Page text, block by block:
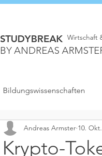
STUDYBREAK
BY ANDREAS
Wirtschaft
Bildungswissenschaften
Krypto-
Andreas Armster 10.